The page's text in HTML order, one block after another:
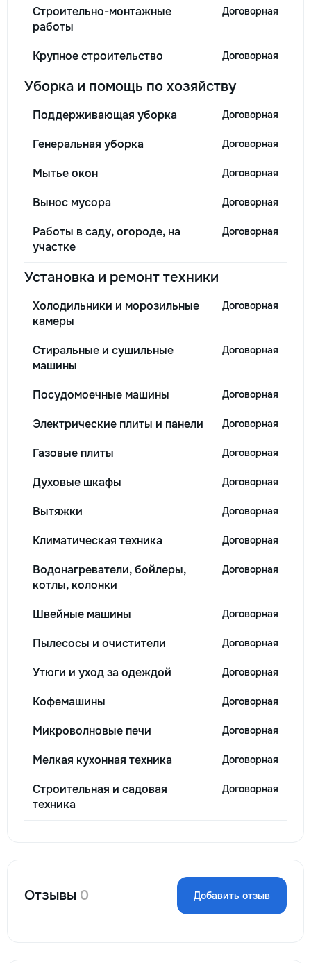
Строительно-монтажные
работы
Договорная
Крупное строительство Договорная
Уборка и помощь по хозяйству
Поддерживающая уборка Договорная
Генеральная уборка Договорная
Мытье окон Договорная
Вынос мусора Договорная
Работы в саду, огороде, на
участке
Договорная
Установка и ремонт техники
Холодильники и морозильные
камеры
Договорная
Стиральные и сушильные
машины
Договорная
Посудомоечные машины Договорная
Электрические плиты и панели Договорная
Газовые плиты Договорная
Духовые шкафы Договорная
Вытяжки Договорная
Климатическая техника Договорная
Водонагреватели, бойлеры,
котлы, колонки
Договорная
Швейные машины Договорная
Пылесосы и очистители Договорная
Утюги и уход за одеждой Договорная
Кофемашины Договорная
Микроволновые печи Договорная
Мелкая кухонная техника Договорная
Строительная и садовая
техника
Договорная
Отзывы 0 Добавить отзыв